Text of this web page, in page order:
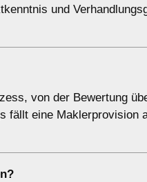
und
von der Bewertung
eine Maklerprovision
?